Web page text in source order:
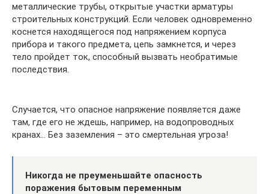
металлические трубы, открытые участки арматуры
строительных конструкций. Если человек одновременно
коснется находящегося под напряжением корпуса
прибора и такого предмета, цепь замкнется, и через
тело пройдет ток, способный вызвать необратимые
последствия.
Случается, что опасное напряжение появляется даже
там, где его не ждешь, например, на водопроводных
кранах… Без заземления – это смертельная угроза!
Никогда не преуменьшайте опасность
поражения бытовым переменным